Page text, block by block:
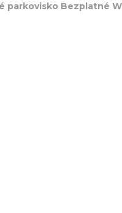
parkovisko Bezplatné